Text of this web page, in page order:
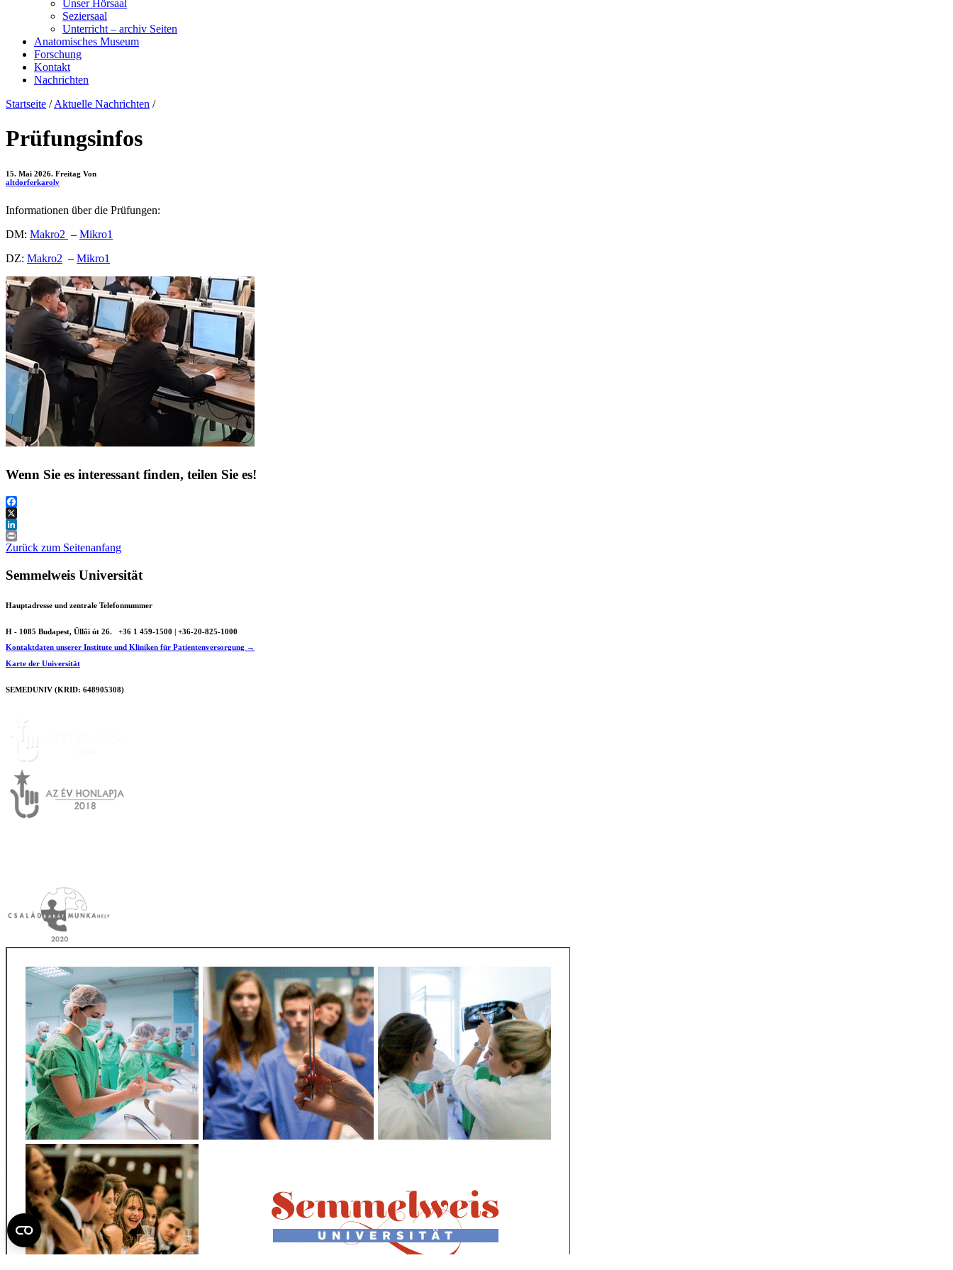
Unser Hörsaal
Seziersaal
Unterricht – archiv Seiten
Anatomisches Museum
Forschung
Kontakt
Nachrichten
Startseite / Aktuelle Nachrichten /
Prüfungsinfos
15. Mai 2026. Freitag Von
altdorferkaroly
Informationen über die Prüfungen:
DM: Makro2 – Mikro1
DZ: Makro2 – Mikro1
Wenn Sie es interessant finden, teilen Sie es!
Facebook
X
LinkedIn
Print
Zurück zum Seitenanfang
Semmelweis Universität
Hauptadresse und zentrale Telefonnummer
H - 1085 Budapest, Üllői út 26.
+36 1 459-1500 | +36-20-825-1000
Kontaktdaten unserer Institute und Kliniken für Patientenversorgung →
Karte der Universität
SEMEDUNIV (KRID: 648905308)